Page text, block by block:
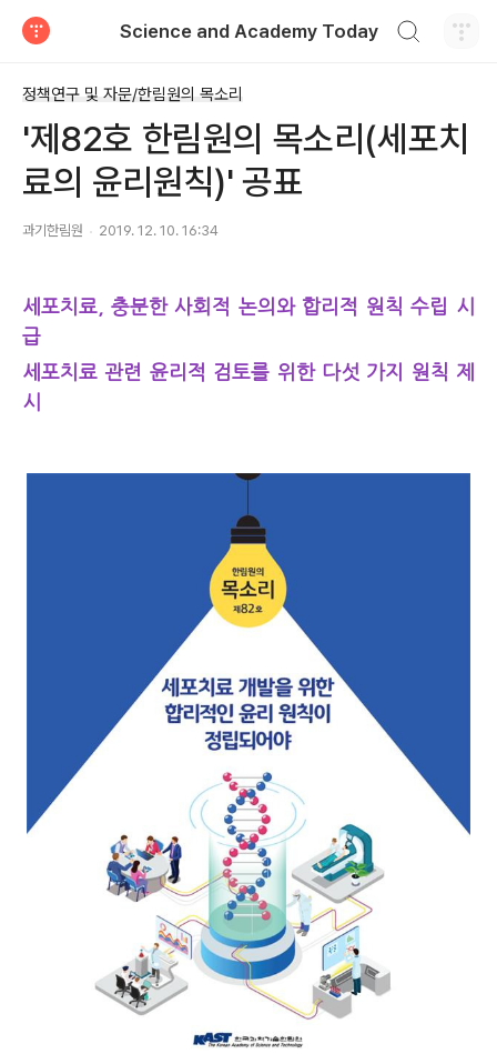
Science and Academy Today
정책연구 및 자문/한림원의 목소리
'제82호 한림원의 목소리(세포치
료의 윤리원칙)' 공표
과기한림원 2019. 12. 10. 16:34
세포치료, 충분한 사회적 논의와 합리적 원칙 수립 시
급
세포치료 관련 윤리적 검토를 위한 다섯 가지 원칙 제
시